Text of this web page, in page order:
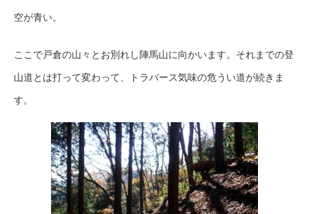
空が青い。
ここで戸倉の山々とお別れし陣馬山に向かいます。それまでの登
山道とは打って変わって、トラバース気味の危うい道が続きま
す。